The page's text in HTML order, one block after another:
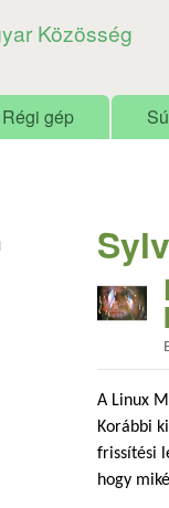
Közösség
Régi gép
A Linux
Korábbi
frissítési
hogy